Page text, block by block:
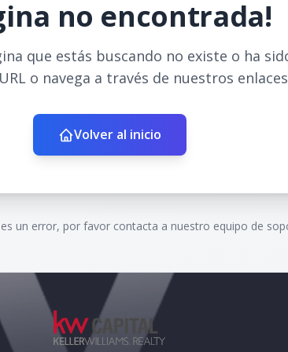
no encontrada!
que estás buscando no existe o ha
o navega a través de nuestros
Volver al inicio
un error, por favor contacta a nuestro equipo de